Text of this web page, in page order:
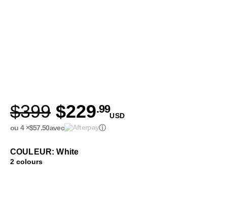
$399 $229.99
USD
ou 4 ×$57.50avec ⓘ
COULEUR: White
2 colours